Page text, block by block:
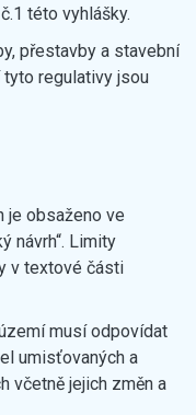
této vyhlášky.
přestavby a stavební
regulativy jsou
je obsaženo ve
návrh“. Limity
v textové části
musí odpovídat
umisťovaných a
včetně jejich změn a